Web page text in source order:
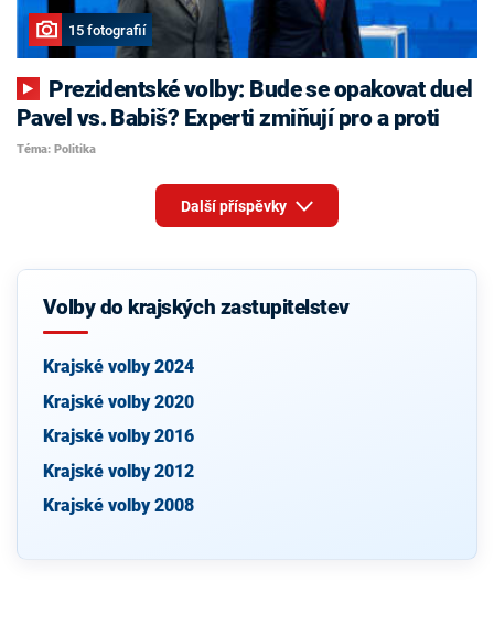
15 fotografií
Pavel vs. Babiš? Experti zmiňují pro a proti
Téma: Politika
Další příspěvky
Volby do krajských zastupitelstev
Krajské volby 2024
Krajské volby 2020
Krajské volby 2016
Krajské volby 2012
Krajské volby 2008